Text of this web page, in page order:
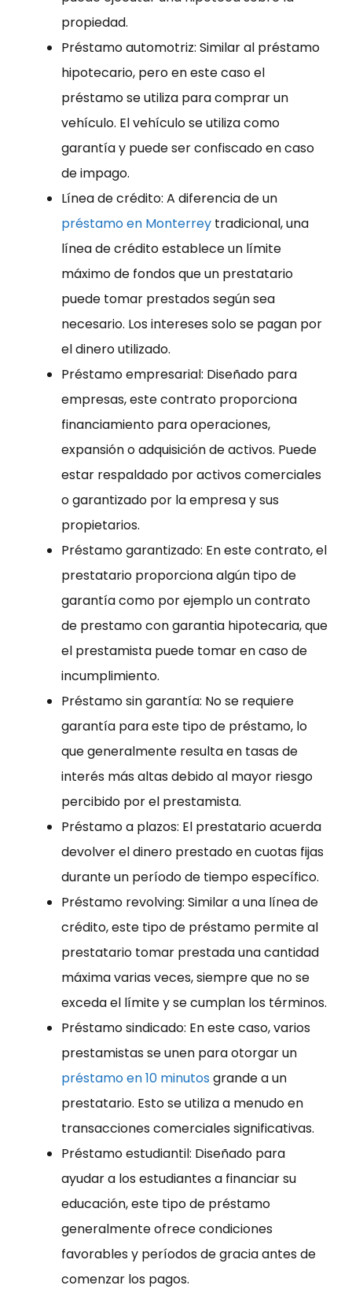
propiedad.
Préstamo automotriz: Similar al préstamo
hipotecario, pero en este caso el
préstamo se utiliza para comprar un
vehículo. El vehículo se utiliza como
garantía y puede ser confiscado en caso
de impago.
Línea de crédito: A diferencia de un
préstamo en Monterrey tradicional, una
línea de crédito establece un límite
máximo de fondos que un prestatario
puede tomar prestados según sea
necesario. Los intereses solo se pagan por
el dinero utilizado.
Préstamo empresarial: Diseñado para
empresas, este contrato proporciona
financiamiento para operaciones,
expansión o adquisición de activos. Puede
estar respaldado por activos comerciales
o garantizado por la empresa y sus
propietarios.
Préstamo garantizado: En este contrato, el
prestatario proporciona algún tipo de
garantía como por ejemplo un contrato
de prestamo con garantia hipotecaria, que
el prestamista puede tomar en caso de
incumplimiento.
Préstamo sin garantía: No se requiere
garantía para este tipo de préstamo, lo
que generalmente resulta en tasas de
interés más altas debido al mayor riesgo
percibido por el prestamista.
Préstamo a plazos: El prestatario acuerda
devolver el dinero prestado en cuotas fijas
durante un período de tiempo específico.
Préstamo revolving: Similar a una línea de
crédito, este tipo de préstamo permite al
prestatario tomar prestada una cantidad
máxima varias veces, siempre que no se
exceda el límite y se cumplan los términos.
Préstamo sindicado: En este caso, varios
prestamistas se unen para otorgar un
préstamo en 10 minutos grande a un
prestatario. Esto se utiliza a menudo en
transacciones comerciales significativas.
Préstamo estudiantil: Diseñado para
ayudar a los estudiantes a financiar su
educación, este tipo de préstamo
generalmente ofrece condiciones
favorables y períodos de gracia antes de
comenzar los pagos.